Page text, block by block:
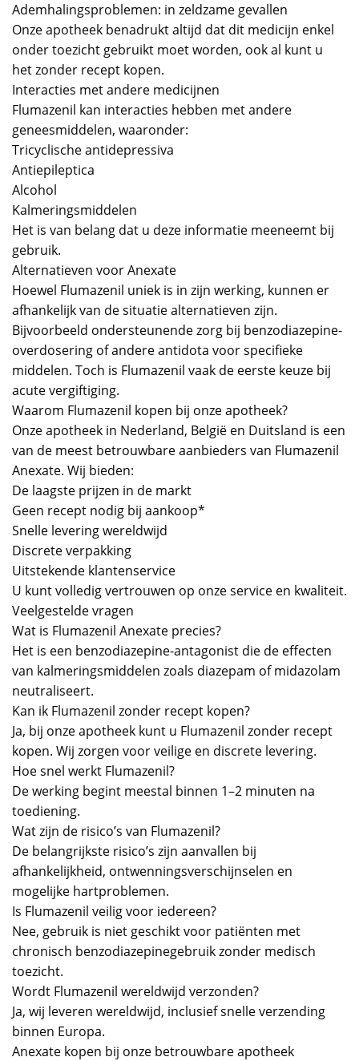
Ademhalingsproblemen: in zeldzame gevallen
Onze apotheek benadrukt altijd dat dit medicijn enkel
onder toezicht gebruikt moet worden, ook al kunt u
het zonder recept kopen.
Interacties met andere medicijnen
Flumazenil kan interacties hebben met andere
geneesmiddelen, waaronder:
Tricyclische antidepressiva
Antiepileptica
Alcohol
Kalmeringsmiddelen
Het is van belang dat u deze informatie meeneemt bij
gebruik.
Alternatieven voor Anexate
Hoewel Flumazenil uniek is in zijn werking, kunnen er
afhankelijk van de situatie alternatieven zijn.
Bijvoorbeeld ondersteunende zorg bij benzodiazepine-
overdosering of andere antidota voor specifieke
middelen. Toch is Flumazenil vaak de eerste keuze bij
acute vergiftiging.
Waarom Flumazenil kopen bij onze apotheek?
Onze apotheek in Nederland, België en Duitsland is een
van de meest betrouwbare aanbieders van Flumazenil
Anexate. Wij bieden:
De laagste prijzen in de markt
Geen recept nodig bij aankoop*
Snelle levering wereldwijd
Discrete verpakking
Uitstekende klantenservice
U kunt volledig vertrouwen op onze service en kwaliteit.
Veelgestelde vragen
Wat is Flumazenil Anexate precies?
Het is een benzodiazepine-antagonist die de effecten
van kalmeringsmiddelen zoals diazepam of midazolam
neutraliseert.
Kan ik Flumazenil zonder recept kopen?
Ja, bij onze apotheek kunt u Flumazenil zonder recept
kopen. Wij zorgen voor veilige en discrete levering.
Hoe snel werkt Flumazenil?
De werking begint meestal binnen 1–2 minuten na
toediening.
Wat zijn de risico’s van Flumazenil?
De belangrijkste risico’s zijn aanvallen bij
afhankelijkheid, ontwenningsverschijnselen en
mogelijke hartproblemen.
Is Flumazenil veilig voor iedereen?
Nee, gebruik is niet geschikt voor patiënten met
chronisch benzodiazepinegebruik zonder medisch
toezicht.
Wordt Flumazenil wereldwijd verzonden?
Ja, wij leveren wereldwijd, inclusief snelle verzending
binnen Europa.
Anexate kopen bij onze betrouwbare apotheek